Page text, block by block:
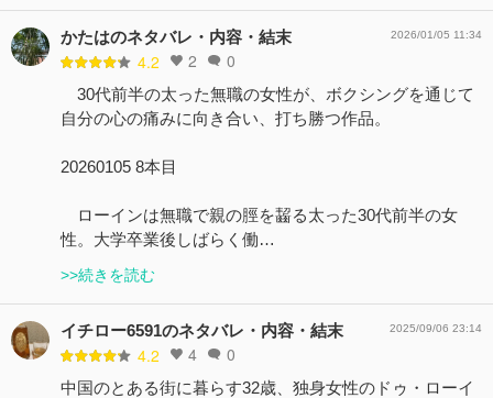
かたはのネタバレ・内容・結末
4.2 2 0
2026/01/05 11:34
30代前半の太った無職の女性が、ボクシングを通じて
自分の心の痛みに向き合い、打ち勝つ作品。
20260105 8本目
ローインは無職で親の脛を齧る太った30代前半の女
性。大学卒業後しばらく働…
>>続きを読む
イチロー6591のネタバレ・内容・結末
4.2 4 0
2025/09/06 23:14
中国のとある街に暮らす32歳、独身女性のドゥ・ローイ